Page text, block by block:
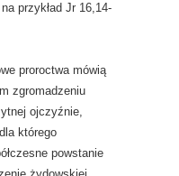
przykład Jr 16,14-
proroctwa mówią
zgromadzeniu
ojczyźnie,
którego
powstanie